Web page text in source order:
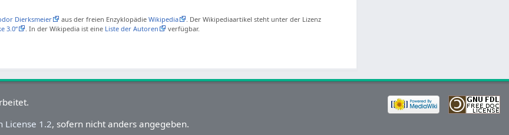
Dierksmeier aus der freien EnzyklopädieWikipedia
. Der Wikipediaartikel steht unter der Lizenz
3.0“
. In der Wikipedia ist eine Liste der Autoren verfügbar.
License 1.2, sofern nicht anders angegeben.